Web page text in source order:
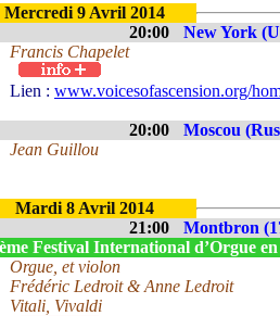
Mercredi 9 Avril 2014
20:00
New York
Francis Chapelet
Lien : www.voicesofascension.org/
20:00 Moscou
Jean Guillou
Mardi 8 Avril 2014
21:00
Montbron
Festival International d’Orgue
Orgue, et violon
Frédéric Ledroit & Anne Ledroit
Vitali, Vivaldi